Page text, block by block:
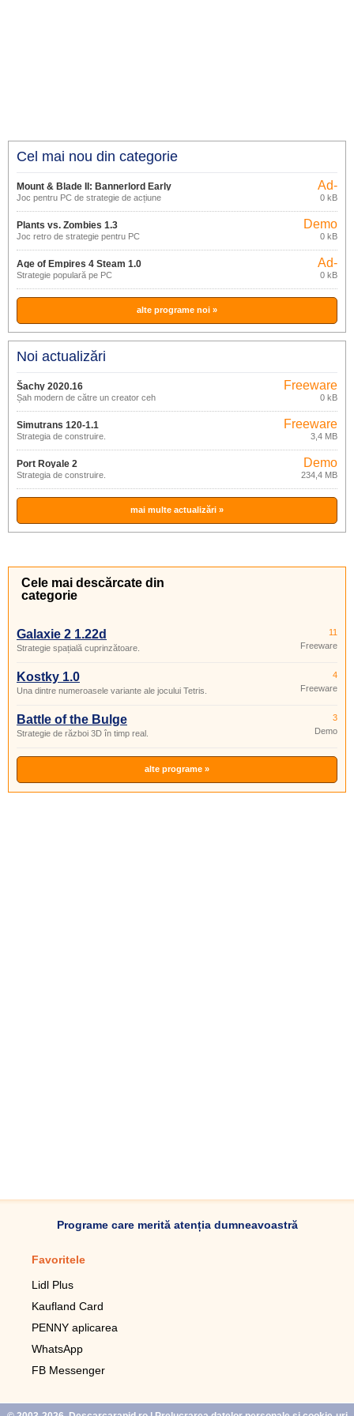
Cel mai nou din categorie
Mount & Blade II: Bannerlord Early
Access
Joc pentru PC de strategie de acțiune
Ad-
supported
0 kB
Plants vs. Zombies 1.3
Joc retro de strategie pentru PC
Demo
0 kB
Age of Empires 4 Steam 1.0
Strategie populară pe PC
Ad-
supported
0 kB
alte programe noi »
Noi actualizări
Šachy 2020.16
Șah modern de către un creator ceh
Freeware
0 kB
Simutrans 120-1.1
Strategia de construire.
Freeware
3,4 MB
Port Royale 2
Strategia de construire.
Demo
234,4 MB
mai multe actualizări »
Cele mai descărcate din
categorie
Galaxie 2 1.22d
Strategie spațială cuprinzătoare.
11
Freeware
Kostky 1.0
Una dintre numeroasele variante ale jocului Tetris.
4
Freeware
Battle of the Bulge
Strategie de război 3D în timp real.
3
Demo
alte programe »
Programe care merită atenția dumneavoastră
Favoritele
Lidl Plus
Kaufland Card
PENNY aplicarea
WhatsApp
FB Messenger